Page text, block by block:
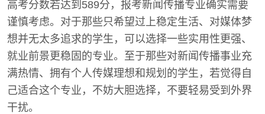
高考分数若达到589分，报考新闻传播专业确实需要
谨慎考虑。对于那些只希望过上稳定生活、对媒体梦
想并无太多追求的学生，可以选择一些实用性更强、
就业前景更稳固的专业。至于那些对新闻传播事业充
满热情、拥有个人传媒理想和规划的学生，若觉得自
己适合这个专业，不妨大胆选择，不要轻易受到外界
干扰。